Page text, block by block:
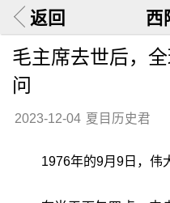
返回 西
毛主席去世后，
问
2023-12-04 夏目历史君
1976年的9月9日，伟